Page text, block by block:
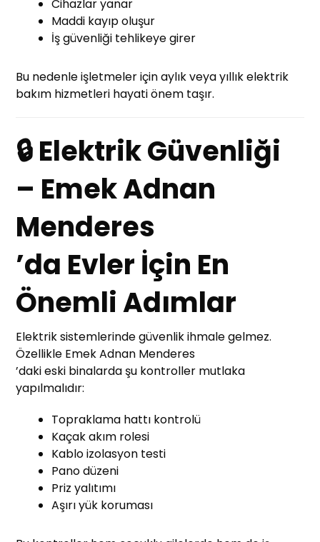
Cihazlar yanar
Maddi kayıp oluşur
İş güvenliği tehlikeye girer
Bu nedenle işletmeler için aylık veya yıllık elektrik
bakım hizmetleri hayati önem taşır.
🔒 Elektrik Güvenliği
– Emek Adnan
Menderes
’da Evler İçin En
Önemli Adımlar
Elektrik sistemlerinde güvenlik ihmale gelmez.
Özellikle Emek Adnan Menderes
’daki eski binalarda şu kontroller mutlaka
yapılmalıdır:
Topraklama hattı kontrolü
Kaçak akım rolesi
Kablo izolasyon testi
Pano düzeni
Priz yalıtımı
Aşırı yük koruması